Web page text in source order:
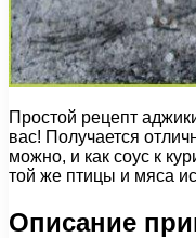
Простой рецепт
вас! Получается
можно, и как соус к
той же птицы и мяса
Описание